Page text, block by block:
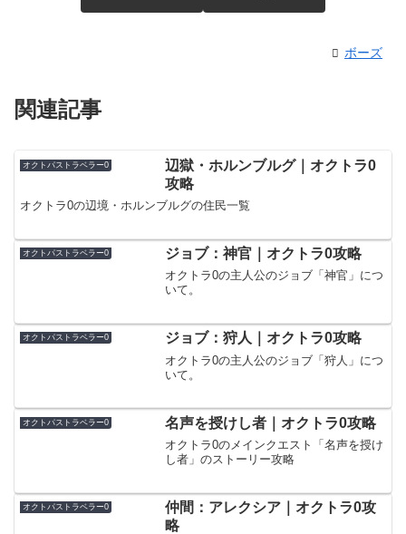
ボーズ
関連記事
オクトパストラベラー0
辺獄・ホルンブルグ｜オクトラ0
攻略
オクトラ0の辺境・ホルンブルグの住民一覧
オクトパストラベラー0 ジョブ：神官｜オクトラ0攻略
オクトラ0の主人公のジョブ「神官」につ
いて。
オクトパストラベラー0 ジョブ：狩人｜オクトラ0攻略
オクトラ0の主人公のジョブ「狩人」につ
いて。
オクトパストラベラー0 名声を授けし者｜オクトラ0攻略
オクトラ0のメインクエスト「名声を授け
し者」のストーリー攻略
オクトパストラベラー0
仲間：アレクシア｜オクトラ0攻
略